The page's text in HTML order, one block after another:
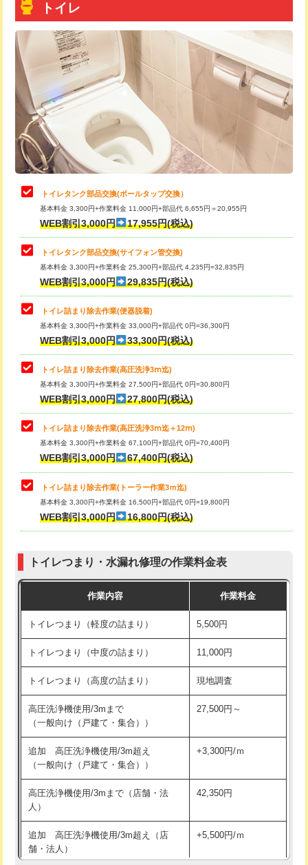
トイレ
トイレタンク部品交換(ボールタップ交換）
基本料金 3,300円+作業料金 11,000円+部品代 6,655円＝20,955円
WEB割引3,000円 17,955円(税込)
トイレタンク部品交換(サイフォン管交換)
基本料金 3,300円+作業料金 25,300円+部品代 4,235円=32,835円
WEB割引3,000円 29,835円(税込)
トイレ詰まり除去作業(便器脱着)
基本料金 3,300円+作業料金 33,000円+部品代 0円=36,300円
WEB割引3,000円 33,300円(税込)
トイレ詰まり除去作業(高圧洗浄3ⅿ迄)
基本料金 3,300円+作業料金 27,500円+部品代 0円=30,800円
WEB割引3,000円 27,800円(税込)
トイレ詰まり除去作業(高圧洗浄3ⅿ迄＋12ⅿ)
基本料金 3,300円+作業料金 67,100円+部品代 0円=70,400円
WEB割引3,000円 67,400円(税込)
トイレ詰まり除去作業(トーラー作業3ｍ迄)
基本料金 3,300円+作業料金 16,500円+部品代 0円=19,800円
WEB割引3,000円 16,800円(税込)
トイレつまり・水漏れ修理の作業料金表
作業内容 作業料金
トイレつまり（軽度の詰まり） 5,500円
トイレつまり（中度の詰まり） 11,000円
トイレつまり（高度の詰まり） 現地調査
高圧洗浄機使用/3mまで
（一般向け（戸建て・集合））
27,500円～
追加 高圧洗浄機使用/3m超え
（一般向け（戸建て・集合））
+3,300円/ｍ
高圧洗浄機使用/3mまで（店舗・法
人）
42,350円
追加 高圧洗浄機使用/3m超え（店
舗・法人）
+5,500円/ｍ